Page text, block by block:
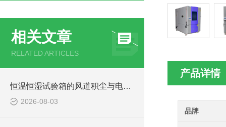
相关文章
RELATED ARTICLES
恒温恒湿试验箱的风道积尘与电气发热引发焦糊异味的解决与预防方法
2026-08-03
产品详情
品牌